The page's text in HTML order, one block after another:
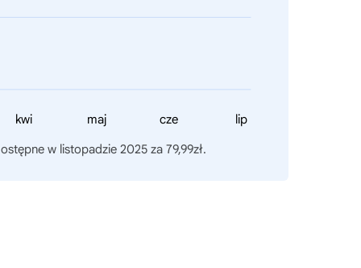
lip
cze
maj
kwi
w listopadzie 2025 za 79,99zł.